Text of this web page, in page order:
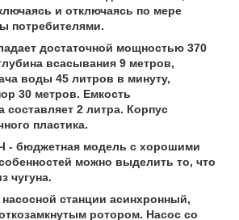
и отключаясь по мере
потребителями.
достаточной мощностью 370
всасывания 9 метров,
воды 45 литров в минуту,
30 метров. Емкость
составляет 2 литра. Корпус
пластика.
- бюджетная модель с хорошими
можно выделить то, что
чугуна.
станции асинхронный,
ротором. Насос со